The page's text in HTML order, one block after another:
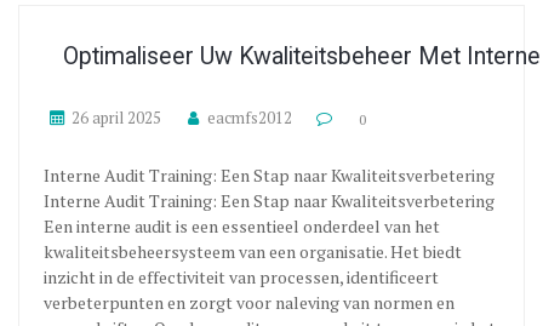
Optimaliseer Uw Kwaliteitsbeheer Met
26 april 2025 eacmfs2012 0
Interne Audit Training: Een Stap naar Kwaliteitsverbetering
Interne Audit Training: Een Stap naar Kwaliteitsverbetering
Een interne audit is een essentieel onderdeel van het
kwaliteitsbeheersysteem van een organisatie. Het biedt
inzicht in de effectiviteit van processen, identificeert
verbeterpunten en zorgt voor naleving van normen en